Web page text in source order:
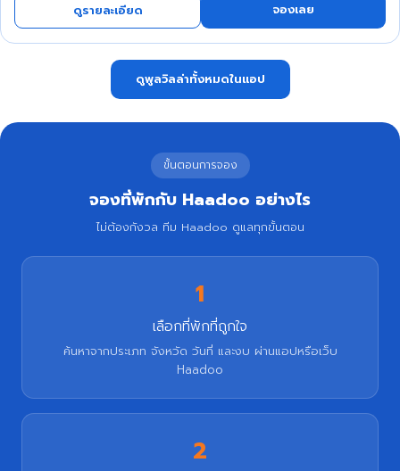
ดูรายละเอียด จองเลย
ดูพูลวิลล่าทั้งหมดในแอป
ขั้นตอนการจอง
จองที่พักกับ Haadoo อย่างไร
ไม่ต้องกังวล ทีม Haadoo ดูแลทุกขั้นตอน
1
เลือกที่พักที่ถูกใจ
ค้นหาจากประเภท จังหวัด วันที่ และงบ ผ่านแอปหรือเว็บ
Haadoo
2